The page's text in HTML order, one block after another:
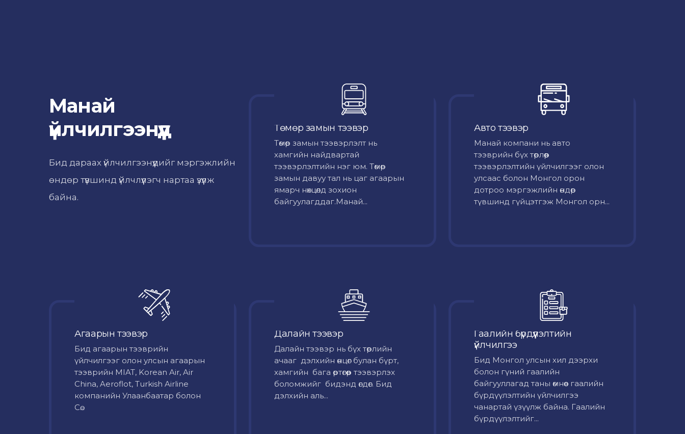
Манай
үйлчилгээнүүд
Бид дараах үйлчилгээнүүдийг мэргэжлийн
өндөр түвшинд үйлчлүүлэгч нартаа үзүүлж
байна.
Төмөр замын тээвэр
Төмөр замын тээвэрлэлт нь
хамгийн найдвартай
тээвэрлэлтийн нэг юм. Төмөр
замын давуу тал нь цаг агаарын
ямарч нөхцөлд зохион
байгуулагддаг.Манай...
Авто тээвэр
Mанай компани нь авто
тээврийн бүх төрлөөр
тээвэрлэлтийн үйлчилгээг олон
улсаас болон Монгол орон
дотроо мэргэжлийн өндөр
түвшинд гүйцэтгэж Монгол орн...
Агаарын тээвэр
Бид агаарын тээврийн
үйлчилгээг олон улсын агаарын
тээврийн MIAT, Korean Air, Air
China, Aeroflot, Turkish Airline
компанийн Улаанбаатар болон
Сө...
Далайн тээвэр
Далайн тээвэр нь бүх төрлийн
ачааг дэлхийн өнцөг булан бүрт,
хамгийн бага өртөгөөр тээвэрлэх
боломжийг бидэнд өгдөг. Бид
дэлхийн аль...
Гаалийн бүрдүүлэлтийн
үйлчилгээ
Бид Монгол улсын хил дээрхи
болон гүний гаалийн
байгууллагад таны өмнөөс гаалийн
бүрдүүлэлтийн үйлчилгээ
чанартай үзүүлж байна. Гаалийн
бүрдүүлэлтийг...